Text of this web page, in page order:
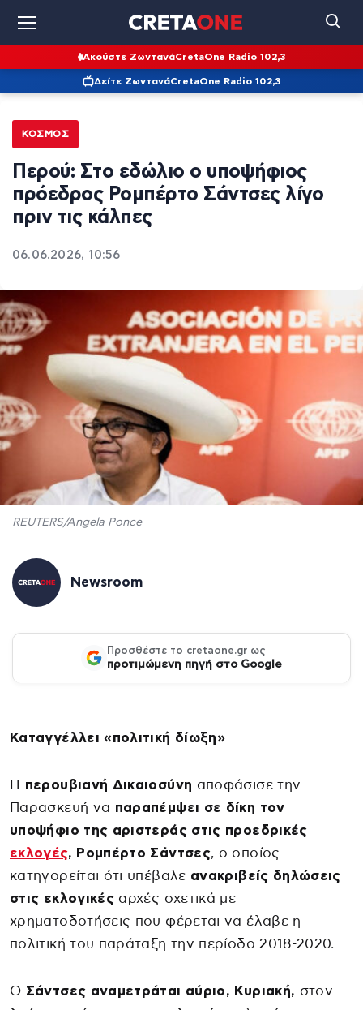
Ακούστε ΖωντανάCretaOne Radio 102,3
Δείτε ΖωντανάCretaOne Radio 102,3
ΚΌΣΜΟΣ
Περού: Στο εδώλιο ο υποψήφιος
πρόεδρος Ρομπέρτο Σάντσες λίγο
πριν τις κάλπες
06.06.2026, 10:56
REUTERS/Angela Ponce
Newsroom
Προσθέστε το cretaone.gr ως
προτιμώμενη πηγή στο Google
Καταγγέλλει «πολιτική δίωξη»
Η περουβιανή Δικαιοσύνη αποφάσισε την
Παρασκευή να παραπέμψει σε δίκη τον
υποψήφιο της αριστεράς στις προεδρικές
εκλογές, Ρομπέρτο Σάντσες, ο οποίος
κατηγορείται ότι υπέβαλε ανακριβείς δηλώσεις
στις εκλογικές αρχές σχετικά με
χρηματοδοτήσεις που φέρεται να έλαβε η
πολιτική του παράταξη την περίοδο 2018-2020.
Ο Σάντσες αναμετράται αύριο, Κυριακή, στον